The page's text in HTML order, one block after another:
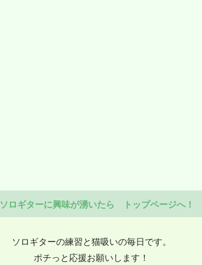
ソロギターに興味が湧いたら トップページへ！
ソロギターの練習と猫吸いの毎日です。
ポチっと応援お願いします！